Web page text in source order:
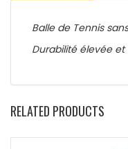
Balle de Tennis
Durabilité élevée
RELATED PRODUCTS